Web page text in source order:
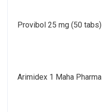
Provibol 25 mg (50 tabs)
Arimidex 1 Maha Pharma